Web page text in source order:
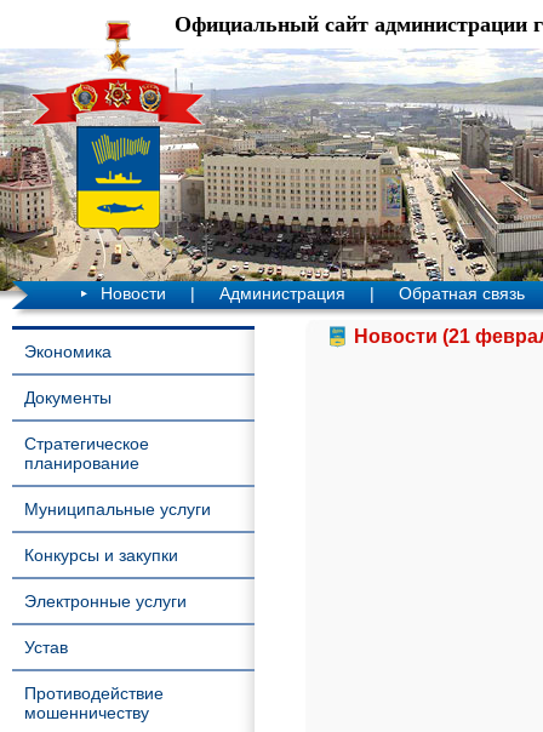
Официальный сайт администрации
Новости | Администрация | Обратная связь
Экономика
Документы
Стратегическое
планирование
Муниципальные услуги
Конкурсы и закупки
Электронные услуги
Устав
Противодействие
мошенничеству
Новости (21